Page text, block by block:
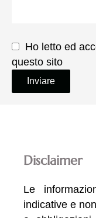
Ho letto ed
questo sito
Inviare
Disclaimer
Le
indicative e